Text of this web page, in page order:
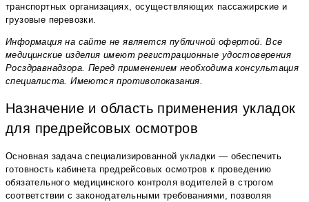
транспортных организациях, осуществляющих пассажирские и
грузовые перевозки.
Информация на сайте не является публичной офертой. Все
медицинские изделия имеют регистрационные удостоверения
Росздравнадзора. Перед применением необходима консультация
специалиста. Имеются противопоказания.
Назначение и область применения укладок
для предрейсовых осмотров
Основная задача специализированной укладки — обеспечить
готовность кабинета предрейсовых осмотров к проведению
обязательного медицинского контроля водителей в строгом
соответствии с законодательными требованиями, позволяя